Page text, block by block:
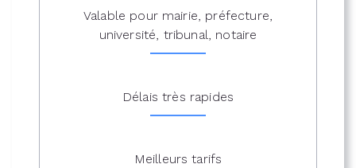
Valable pour mairie, préfecture,
université, tribunal, notaire
Délais très rapides
Meilleurs tarifs